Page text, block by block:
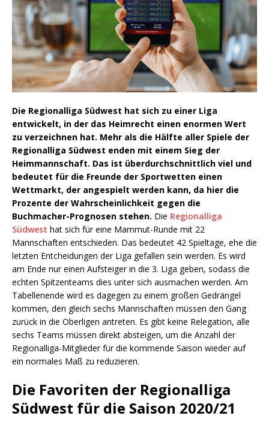
Die Regionalliga Südwest hat sich zu einer Liga
entwickelt, in der das Heimrecht einen enormen Wert
zu verzeichnen hat. Mehr als die Hälfte aller Spiele der
Regionalliga Südwest enden mit einem Sieg der
Heimmannschaft. Das ist überdurchschnittlich viel und
bedeutet für die Freunde der Sportwetten einen
Wettmarkt, der angespielt werden kann, da hier die
Prozente der Wahrscheinlichkeit gegen die
Buchmacher-Prognosen stehen. Die Regionalliga
Südwest hat sich für eine Mammut-Runde mit 22
Mannschaften entschieden. Das bedeutet 42 Spieltage, ehe die
letzten Entcheidungen der Liga gefallen sein werden. Es wird
am Ende nur einen Aufsteiger in die 3. Liga geben, sodass die
echten Spitzenteams dies unter sich ausmachen werden. Am
Tabellenende wird es dagegen zu einem großen Gedrängel
kommen, den gleich sechs Mannschaften müssen den Gang
zurück in die Oberligen antreten. Es gibt keine Relegation, alle
sechs Teams müssen direkt absteigen, um die Anzahl der
Regionalliga-Mitglieder für die kommende Saison wieder auf
ein normales Maß zu reduzieren.
Die Favoriten der Regionalliga
Südwest für die Saison 2020/21